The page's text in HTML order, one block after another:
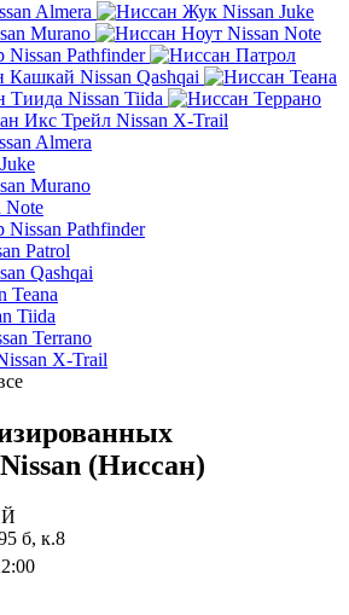
Almera
Nissan Juke
Murano
Nissan Note
Nissan Pathfinder
Nissan Qashqai
Nissan Tiida
Nissan X-Trail
Almera
Murano
Note
Nissan Pathfinder
Patrol
Qashqai
Teana
Tiida
Terrano
X-Trail
(Ниссан)
б, к.8